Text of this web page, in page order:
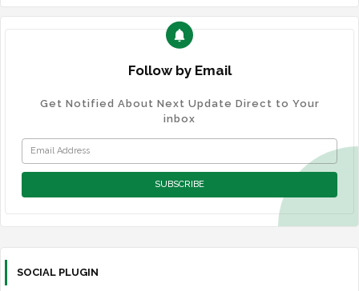
Follow by Email
Get Notified About Next Update Direct to Your
inbox
SOCIAL PLUGIN